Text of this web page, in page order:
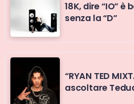
18K, dire “IO”
senza la “D”
“RYAN TED
ascoltare